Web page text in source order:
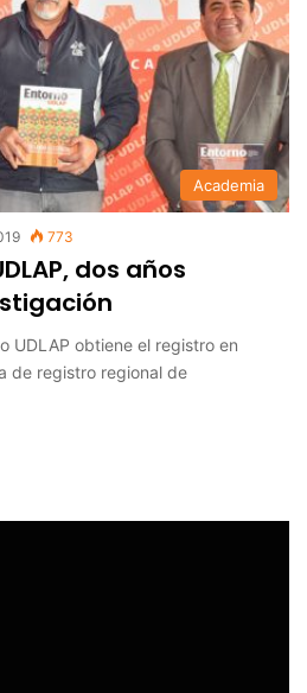
Academia
773
dos años
UDLAP obtiene el registro en
de registro regional de